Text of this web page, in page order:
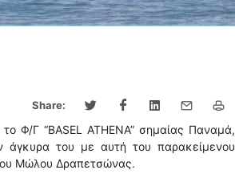
Share:
Φ/Γ “BASEL ATHENA” σημαίας Παναμά,
άγκυρα του με αυτή του παρακείμενου
Μώλου Δραπετσώνας.